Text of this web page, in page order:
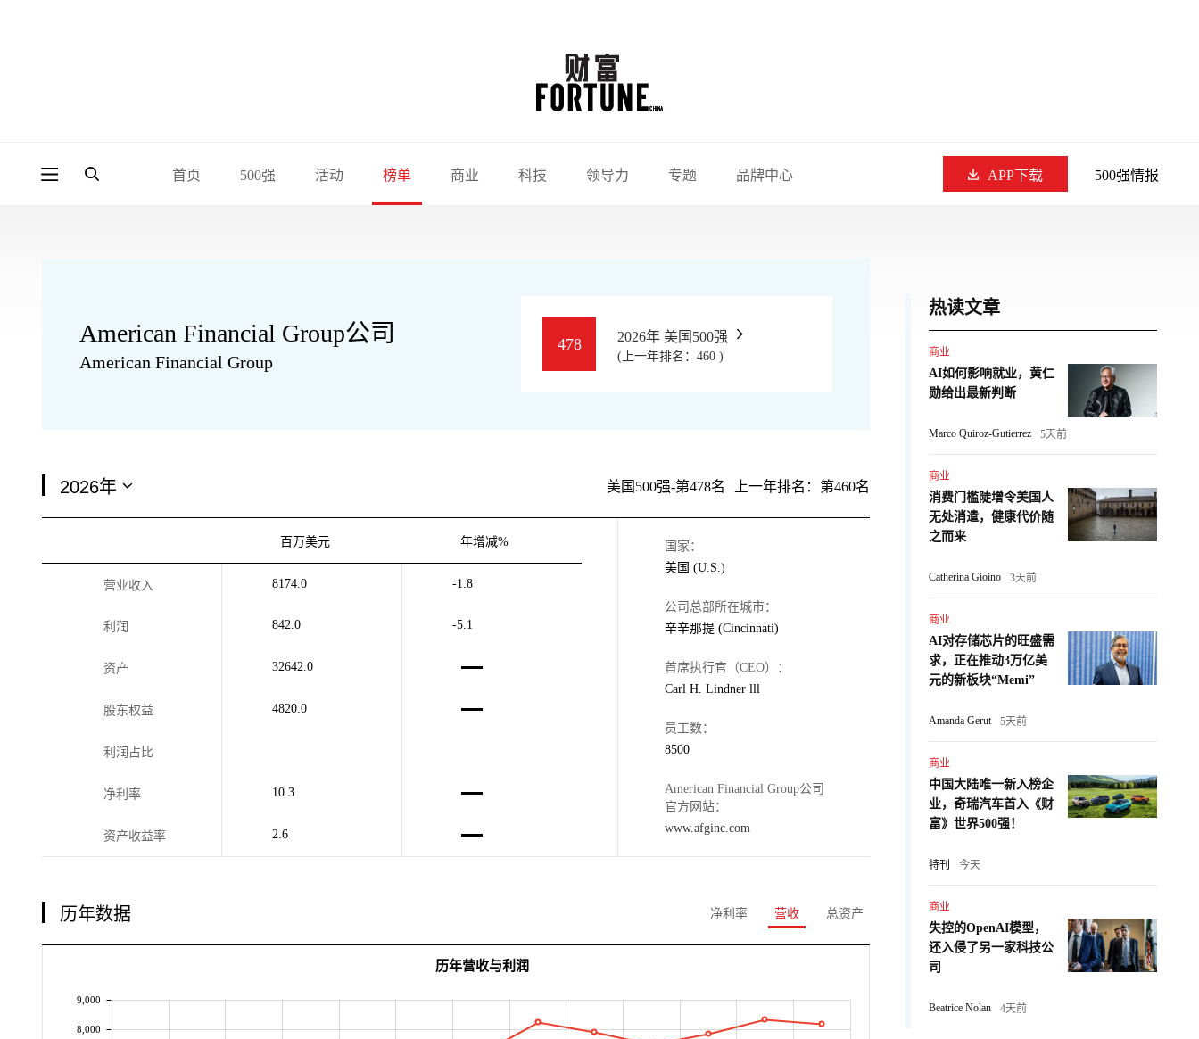
首页 500强 活动 榜单 商业 科技 领导力 专题 品牌中心 APP下载 500强情报
American Financial Group公司
American Financial Group
478 2026年 美国500强
(上一年排名：460 )
美国500强-第478名 上一年排名：第460名
百万美元 年增减%
营业收入 8174.0 -1.8
利润 842.0 -5.1
资产 32642.0
股东权益 4820.0
利润占比
净利率 10.3
资产收益率 2.6
国家：
美国 (U.S.)
公司总部所在城市：
辛辛那提 (Cincinnati)
首席执行官（CEO）：
Carl H. Lindner lll
员工数：
8500
American Financial Group公司
官方网站：
www.afginc.com
历年数据 净利率 营收 总资产
8,000
9,000
历年营收与利润
热读文章
商业
AI如何影响就业，黄仁
勋给出最新判断
Marco Quiroz-Gutierrez 5天前
商业
消费门槛陡增令美国人
无处消遣，健康代价随
之而来
Catherina Gioino 3天前
商业
AI对存储芯片的旺盛需
求，正在推动3万亿美
元的新板块“Memi”
Amanda Gerut 5天前
商业
中国大陆唯一新入榜企
业，奇瑞汽车首入《财
富》世界500强！
特刊 今天
商业
失控的OpenAI模型，
还入侵了另一家科技公
司
Beatrice Nolan 4天前